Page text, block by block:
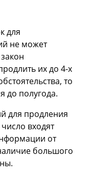
для
не может
их до 4-х
то
до полугода.
для продления
входят
от
большого